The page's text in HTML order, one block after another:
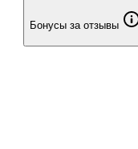
Бонусы за отзывы